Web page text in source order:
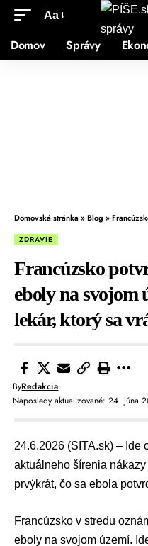
Aa
Domov Správy
Domovská stránka»Blog »Francúzsko
ZDRAVIE
Francúzsko
eboly na svojom
lekár, ktorý sa
Naposledy aktualizované: 24. júna
ByRedakcia
24.6.2026 (SITA.sk) – Ide
aktuálneho šírenia
prvýkrát, čo sa ebola
Francúzsko v stredu
eboly na svojom území.